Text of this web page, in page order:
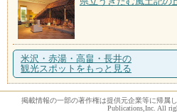
米沢・赤湯・高畠・長井の
観光スポットをもっと見る
掲載情報の一部の著作権は提供元企業等に帰属
Publications,Inc. All